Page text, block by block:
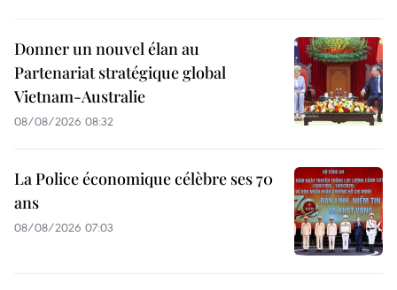
Donner un nouvel élan au
Partenariat stratégique global
Vietnam-Australie
08/08/2026 08:32
La Police économique célèbre ses 70
ans
08/08/2026 07:03